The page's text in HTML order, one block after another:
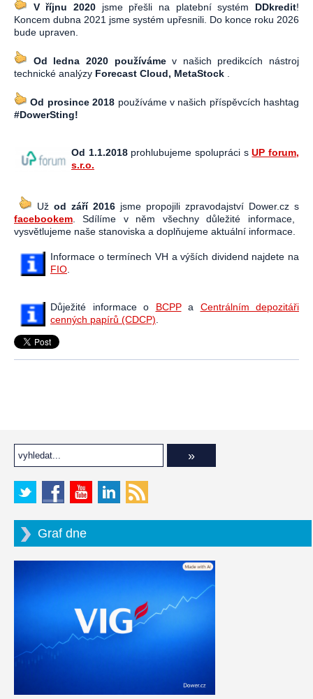
V říjnu 2020 jsme přešli na platební systém DDkredit!
Koncem dubna 2021 jsme systém upřesnili. Do konce roku 2026
bude upraven.
Od ledna 2020 používámev našich predikcích nástroj
technické analýzy Forecast Cloud, MetaStock
Od prosince 2018 používáme v našich příspěvcích hashtag
#DowerSting!
Od 1.1.2018prohlubujeme spolupráci sUP forum,
s.r.o.
Už od září 2016 jsme propojili zpravodajství Dower.cz s
facebookem . Sdílíme v něm všechny důležité informace,
vysvětlujeme naše stanoviska a doplňujeme aktuální informace.
Informace o termínech VH a výších dividend najdete na
FIO
Důježité informace o BCPPa Centrálním depozitáři
cenných papírů (CDCP)
Graf dne